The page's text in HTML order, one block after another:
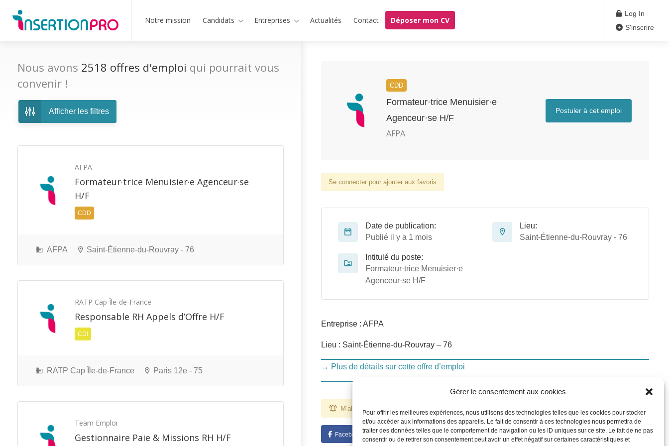
Gérer le consentement aux cookies
Pour offrir les meilleures expériences, nous utilisons des technologies telles que les cookies pour stocker
et/ou accéder aux informations des appareils. Le fait de consentir à ces technologies nous permettra de
traiter des données telles que le comportement de navigation ou les ID uniques sur ce site. Le fait de ne pas
consentir ou de retirer son consentement peut avoir un effet négatif sur certaines caractéristiques et
Notre mission Candidats Entreprises Actualités Contact Déposer mon CV
Log In
S'inscrire
Nous avons 2518 offres d'emploi qui pourrait vous
convenir !
Afficher les filtres
AFPA
Formateur·trice Menuisier·e Agenceur·se
H/F
CDD
AFPA Saint-Étienne-du-Rouvray - 76
RATP Cap Île-de-France
Responsable RH Appels d’Offre H/F
CDI
RATP Cap Île-de-France Paris 12e - 75
Team Emploi
Gestionnaire Paie & Missions RH H/F
CDD
Formateur·trice Menuisier·e
Agenceur·se H/F
AFPA
Postuler à cet emploi
Se connecter pour ajouter aux favoris
Date de publication:
Publié il y a 1 mois
Lieu:
Saint-Étienne-du-Rouvray - 76
Intitulé du poste:
Formateur·trice Menuisier·e
Agenceur·se H/F
Entreprise : AFPA
Lieu : Saint-Étienne-du-Rouvray – 76
→ Plus de détails sur cette offre d’emploi
M’alerter pour des emplois comme celui-ci
Facebook Twitter LinkedIn